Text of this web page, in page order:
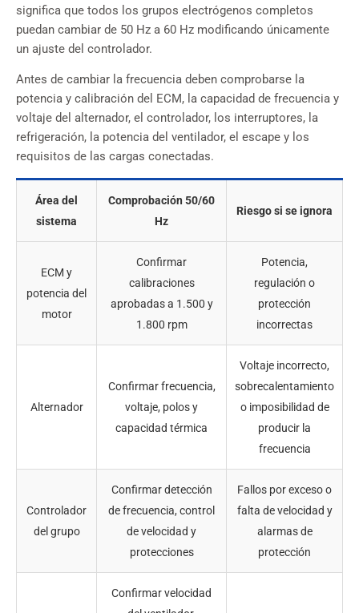
significa que todos los grupos electrógenos completos
puedan cambiar de 50 Hz a 60 Hz modificando únicamente
un ajuste del controlador.
Antes de cambiar la frecuencia deben comprobarse la
potencia y calibración del ECM, la capacidad de frecuencia y
voltaje del alternador, el controlador, los interruptores, la
refrigeración, la potencia del ventilador, el escape y los
requisitos de las cargas conectadas.
Área del
sistema
Comprobación 50/60
Hz
Riesgo si se ignora
ECM y
potencia del
motor
Confirmar
calibraciones
aprobadas a 1.500 y
1.800 rpm
Potencia,
regulación o
protección
incorrectas
Alternador
Confirmar frecuencia,
voltaje, polos y
capacidad térmica
Voltaje incorrecto,
sobrecalentamiento
o imposibilidad de
producir la
frecuencia
Controlador
del grupo
Confirmar detección
de frecuencia, control
de velocidad y
protecciones
Fallos por exceso o
falta de velocidad y
alarmas de
protección
Confirmar velocidad